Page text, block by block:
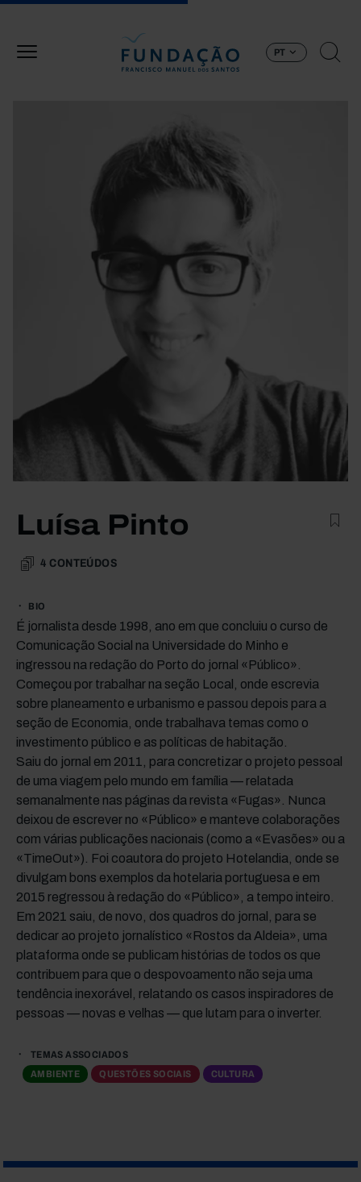
PT
Luísa Pinto
4 CONTEÚDOS
BIO
É jornalista desde 1998, ano em que concluiu o curso de
Comunicação Social na Universidade do Minho e
ingressou na redação do Porto do jornal «Público».
Começou por trabalhar na seção Local, onde escrevia
sobre planeamento e urbanismo e passou depois para a
seção de Economia, onde trabalhava temas como o
investimento público e as políticas de habitação.
Saiu do jornal em 2011, para concretizar o projeto pessoal
de uma viagem pelo mundo em família — relatada
semanalmente nas páginas da revista «Fugas». Nunca
deixou de escrever no «Público» e manteve colaborações
com várias publicações nacionais (como a «Evasões» ou a
«TimeOut»). Foi coautora do projeto Hotelandia, onde se
divulgam bons exemplos da hotelaria portuguesa e em
2015 regressou à redação do «Público», a tempo inteiro.
Em 2021 saiu, de novo, dos quadros do jornal, para se
dedicar ao projeto jornalístico «Rostos da Aldeia», uma
plataforma onde se publicam histórias de todos os que
contribuem para que o despovoamento não seja uma
tendência inexorável, relatando os casos inspiradores de
pessoas — novas e velhas — que lutam para o inverter.
TEMAS ASSOCIADOS
AMBIENTE
QUESTÕES SOCIAIS CULTURA